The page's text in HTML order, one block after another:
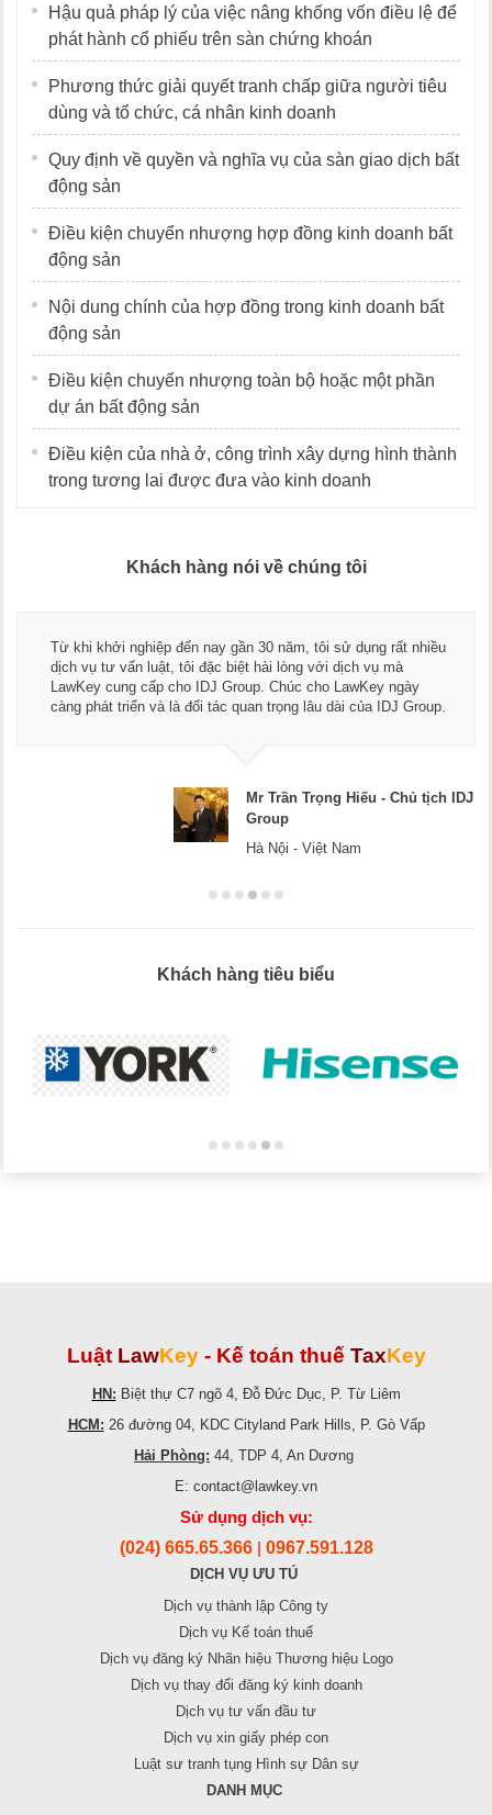
Hậu quả pháp lý của việc nâng khống vốn điều lệ để
phát hành cổ phiếu trên sàn chứng khoán
Phương thức giải quyết tranh chấp giữa người tiêu
dùng và tổ chức, cá nhân kinh doanh
Quy định về quyền và nghĩa vụ của sàn giao dịch bất
động sản
Điều kiện chuyển nhượng hợp đồng kinh doanh bất
động sản
Nội dung chính của hợp đồng trong kinh doanh bất
động sản
Điều kiện chuyển nhượng toàn bộ hoặc một phần
dự án bất động sản
Điều kiện của nhà ở, công trình xây dựng hình thành
trong tương lai được đưa vào kinh doanh
Khách hàng nói về chúng tôi
đến nay gần 30 năm, tôi sử dụng rất nhiều
tôi đặc biệt hài lòng với dịch vụ mà
cho IDJ Group. Chúc cho LawKey ngày
là đối tác quan trọng lâu dài của IDJ Group.
Mr Trần Trọng Hiếu - Chủ tịch IDJ
Thay mặt
ngũ luật sư,
dụng dịch vụ
Chúc các bạn
Khách hàng tiêu biểu
Luật LawKey - Kế toán thuế TaxKey
HN: Biệt thự C7 ngõ 4, Đỗ Đức Dục, P. Từ Liêm
HCM: 26 đường 04, KDC Cityland Park Hills, P. Gò Vấp
Hải Phòng: 44, TDP 4, An Dương
E: contact@lawkey.vn
Sử dụng dịch vụ:
(024) 665.65.366 0967.591.128
DỊCH VỤ ƯU TÚ
Dịch vụ thành lập Công ty
Dịch vụ Kế toán thuế
Dịch vụ đăng ký Nhãn hiệu Thương hiệu Logo
Dịch vụ thay đổi đăng ký kinh doanh
Dịch vụ tư vấn đầu tư
Dịch vụ xin giấy phép con
Luật sư tranh tụng Hình sự Dân sự
DANH MỤC